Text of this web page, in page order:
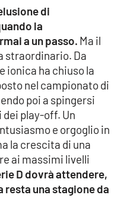
di
la
a un passo. Ma il
straordinario. Da
ionica ha chiuso la
nel campionato di
poi a spingersi
play-off. Un
e orgoglio in
la crescita di una
ai massimi livelli
D dovrà attendere,
resta una stagione da